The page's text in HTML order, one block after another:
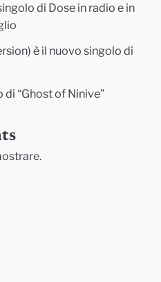
di Dose in radio e in
è il nuovo singolo di
di “Ghost of Ninive”